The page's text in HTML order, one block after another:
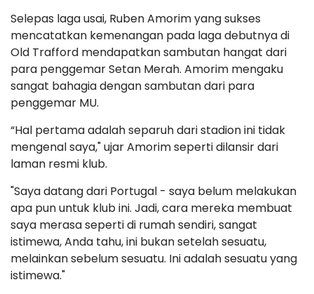
Selepas laga usai, Ruben Amorim yang sukses
mencatatkan kemenangan pada laga debutnya di
Old Trafford mendapatkan sambutan hangat dari
para penggemar Setan Merah. Amorim mengaku
sangat bahagia dengan sambutan dari para
penggemar MU.
“Hal pertama adalah separuh dari stadion ini tidak
mengenal saya," ujar Amorim seperti dilansir dari
laman resmi klub.
"Saya datang dari Portugal - saya belum melakukan
apa pun untuk klub ini. Jadi, cara mereka membuat
saya merasa seperti di rumah sendiri, sangat
istimewa, Anda tahu, ini bukan setelah sesuatu,
melainkan sebelum sesuatu. Ini adalah sesuatu yang
istimewa."